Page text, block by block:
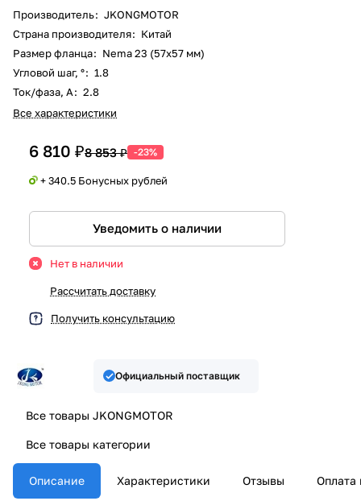
Производитель: JKONGMOTOR
Страна производителя: Китай
Размер фланца: Nema 23 (57x57 мм)
Угловой шаг, °: 1.8
Ток/фаза, А: 2.8
Все характеристики
6 810 ₽8 853 ₽ -23%
+ 340.5 Бонусных рублей
Уведомить о наличии
Нет в наличии
Рассчитать доставку
Получить консультацию
Официальный поставщик
Все товары JKONGMOTOR
Все товары категории
Описание Характеристики Отзывы Оплата